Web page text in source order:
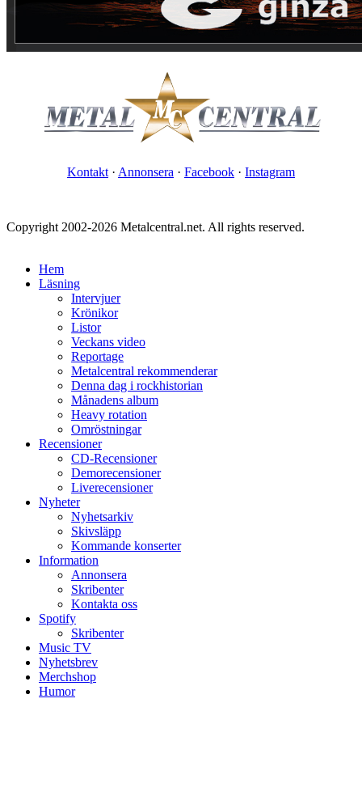
Kontakt · Annonsera · Facebook · Instagram
Copyright 2002-2026 Metalcentral.net. All rights reserved.
Hem
Läsning
Intervjuer
Krönikor
Listor
Veckans video
Reportage
Metalcentral rekommenderar
Denna dag i rockhistorian
Månadens album
Heavy rotation
Omröstningar
Recensioner
CD-Recensioner
Demorecensioner
Liverecensioner
Nyheter
Nyhetsarkiv
Skivsläpp
Kommande konserter
Information
Annonsera
Skribenter
Kontakta oss
Spotify
Skribenter
Music TV
Nyhetsbrev
Merchshop
Humor